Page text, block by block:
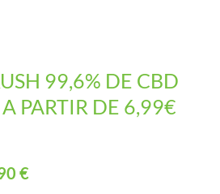
99,6% DE CBD
PARTIR DE 6,99€
€